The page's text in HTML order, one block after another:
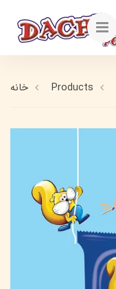
خانه Products